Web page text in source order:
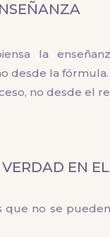
la
desde la fórmula.
no desde el
EN
que no se